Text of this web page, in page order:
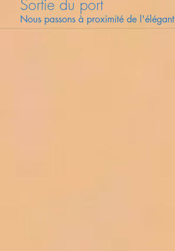
Sortie du port
Nous passons à proximité de l'élégant